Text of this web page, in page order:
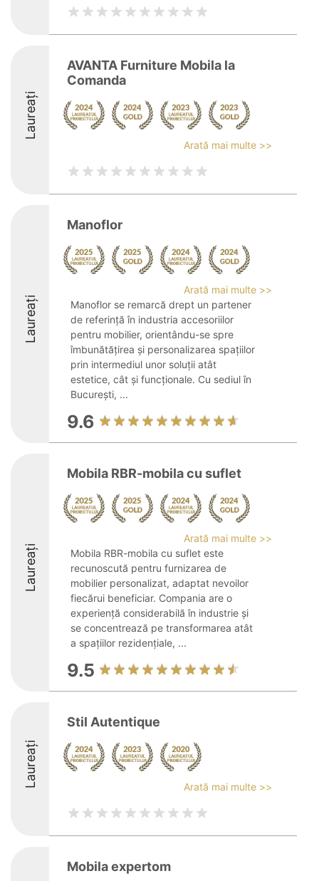
Laureați
AVANTA Furniture Mobila la
Comanda
Arată mai multe >>
Laureați
Manoflor
Arată mai multe >>
Manoflor se remarcă drept un partener
de referință în industria accesoriilor
pentru mobilier, orientându-se spre
îmbunătățirea și personalizarea spațiilor
prin intermediul unor soluții atât
estetice, cât și funcționale. Cu sediul în
București, ...
9.6
Laureați
Mobila RBR-mobila cu suflet
Arată mai multe >>
Mobila RBR-mobila cu suflet este
recunoscută pentru furnizarea de
mobilier personalizat, adaptat nevoilor
fiecărui beneficiar. Compania are o
experiență considerabilă în industrie și
se concentrează pe transformarea atât
a spațiilor rezidențiale, ...
9.5
Laureați
Stil Autentique
Arată mai multe >>
Mobila expertom